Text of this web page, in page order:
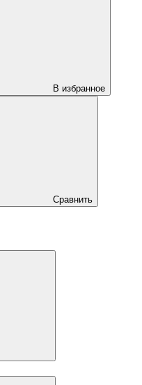
В избранное
Сравнить